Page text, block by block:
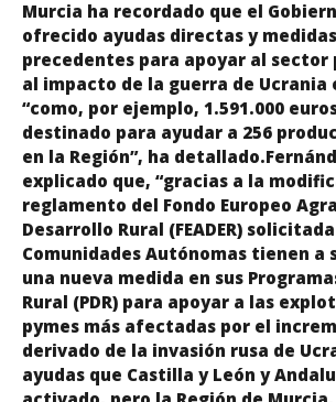
Murcia ha recordado que el
ofrecido ayudas directas y
precedentes para apoyar al
al impacto de la guerra de Ucrania
“como, por ejemplo, 1.591.000
destinado para ayudar a 256
en la Región”, ha
explicado que, “gracias a la
reglamento del Fondo Europeo
Desarrollo Rural (FEADER)
Comunidades Autónomas tienen a
una nueva medida en sus
Rural (PDR) para apoyar a las
pymes más afectadas por el
derivado de la invasión rusa de
ayudas que Castilla y León y